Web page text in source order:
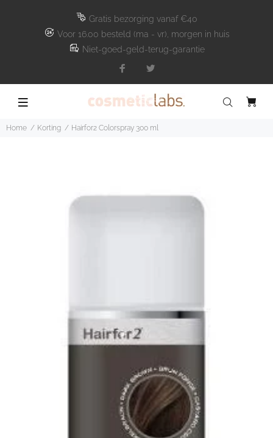
Gratis bezorging vanaf €40
Voor 16.00 besteld (ma - vr), morgen in huis
Niet-goed-geld-terug-garantie
Home Korting Hairfor2 Colorspray 300 ml